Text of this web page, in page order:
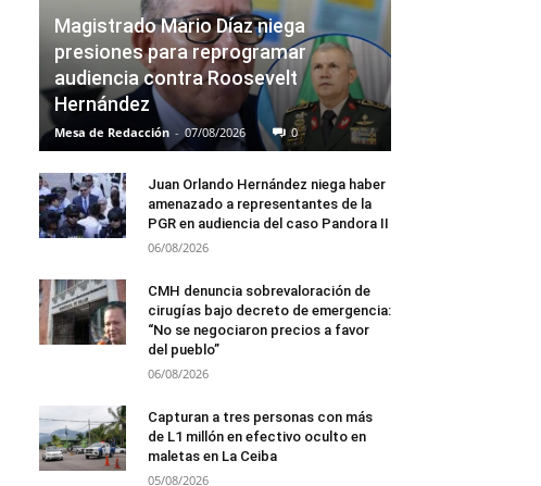
Magistrado Mario Díaz niega
presiones para reprogramar
audiencia contra Roosevelt
Hernández
Mesa de Redacción - 07/08/2026 0
Juan Orlando Hernández niega haber
amenazado a representantes de la
PGR en audiencia del caso Pandora II
06/08/2026
CMH denuncia sobrevaloración de
cirugías bajo decreto de emergencia:
“No se negociaron precios a favor
del pueblo”
06/08/2026
Capturan a tres personas con más
de L1 millón en efectivo oculto en
maletas en La Ceiba
05/08/2026